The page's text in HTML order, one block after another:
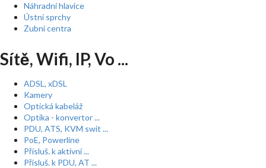
Náhradní hlavice
Ústní sprchy
Zubní centra
Sítě, Wifi, IP, Vo ...
ADSL, xDSL
Kamery
Optická kabeláž
Optika - konvertor ...
PDU, ATS, KVM swit ...
PoE, Powerline
Přísluš. k aktivní ...
Přísluš. k PDU, AT ...